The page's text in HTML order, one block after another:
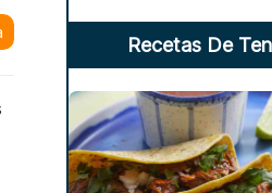
Recetas De